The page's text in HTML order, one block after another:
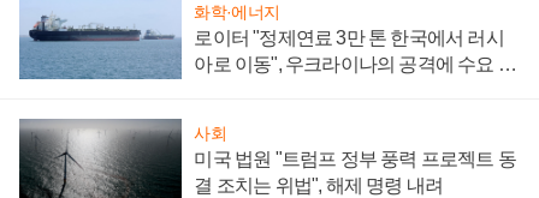
화학·에너지
로이터 "정제연료 3만 톤 한국에서 러시
아로 이동", 우크라이나의 공격에 수요 늘
사회
미국 법원 "트럼프 정부 풍력 프로젝트 동
결 조치는 위법", 해제 명령 내려